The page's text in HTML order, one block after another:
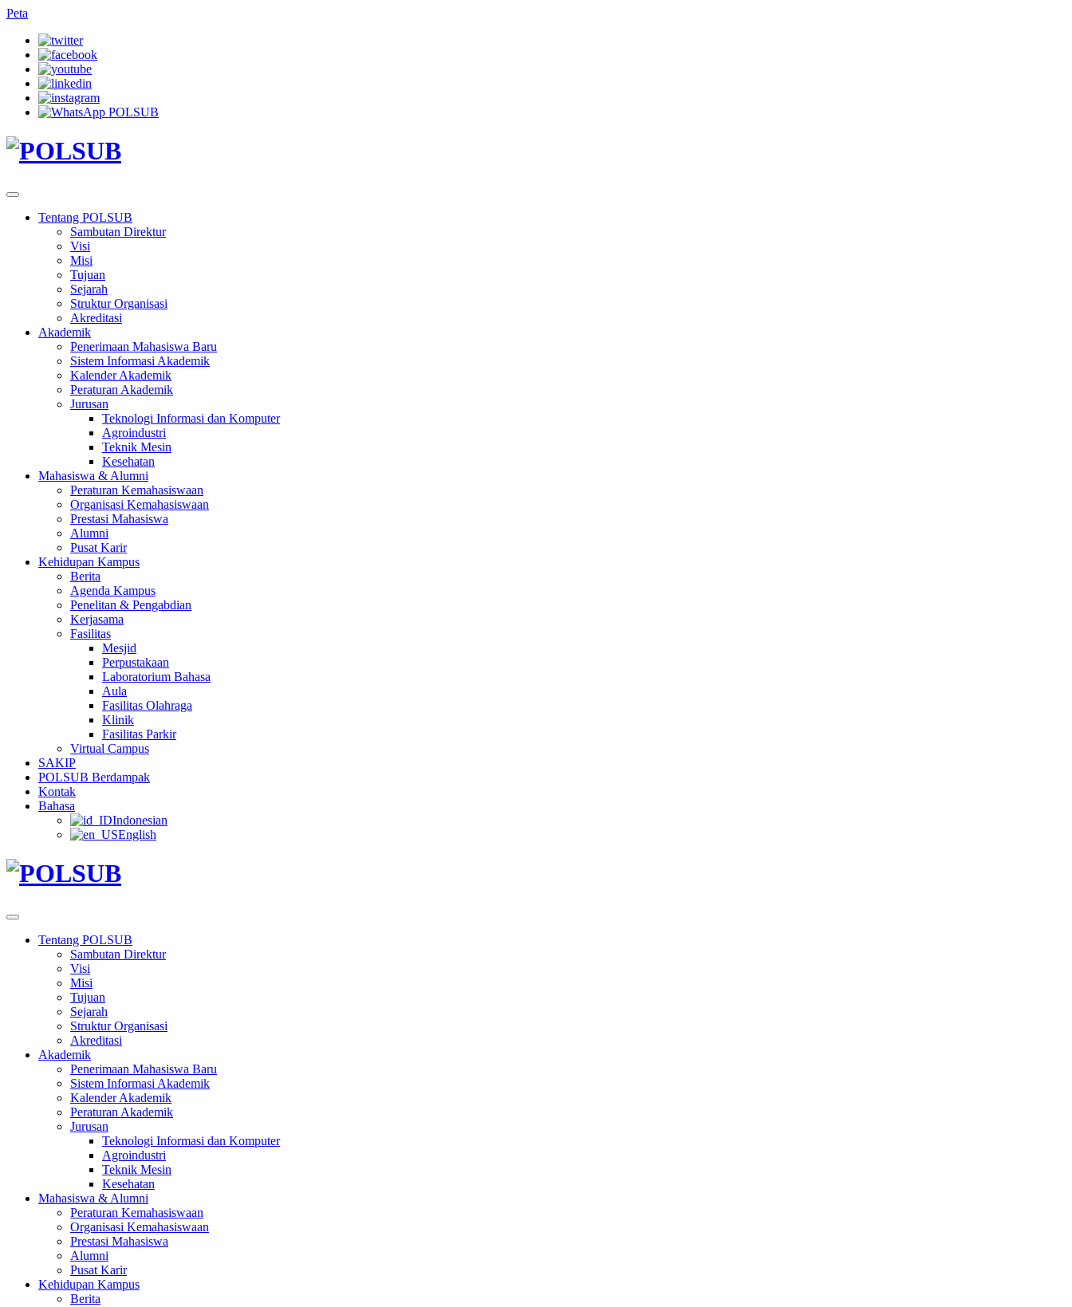
Peta
Tentang POLSUB
Sambutan Direktur
Visi
Misi
Tujuan
Sejarah
Struktur Organisasi
Akreditasi
Akademik
Penerimaan Mahasiswa Baru
Sistem Informasi Akademik
Kalender Akademik
Peraturan Akademik
Jurusan
Teknologi Informasi dan Komputer
Agroindustri
Teknik Mesin
Kesehatan
Mahasiswa & Alumni
Peraturan Kemahasiswaan
Organisasi Kemahasiswaan
Prestasi Mahasiswa
Alumni
Pusat Karir
Kehidupan Kampus
Berita
Agenda Kampus
Penelitan & Pengabdian
Kerjasama
Fasilitas
Mesjid
Perpustakaan
Laboratorium Bahasa
Aula
Fasilitas Olahraga
Klinik
Fasilitas Parkir
Virtual Campus
SAKIP
POLSUB Berdampak
Kontak
Bahasa
Indonesian
English
Tentang POLSUB
Sambutan Direktur
Visi
Misi
Tujuan
Sejarah
Struktur Organisasi
Akreditasi
Akademik
Penerimaan Mahasiswa Baru
Sistem Informasi Akademik
Kalender Akademik
Peraturan Akademik
Jurusan
Teknologi Informasi dan Komputer
Agroindustri
Teknik Mesin
Kesehatan
Mahasiswa & Alumni
Peraturan Kemahasiswaan
Organisasi Kemahasiswaan
Prestasi Mahasiswa
Alumni
Pusat Karir
Kehidupan Kampus
Berita